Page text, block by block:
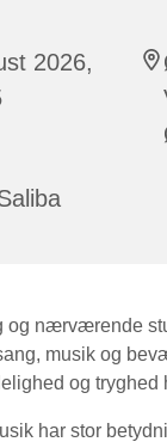
2026,
og nærværende
musik og
og tryghed
har stor